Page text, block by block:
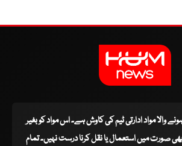
والا مواد ادارتی ٹیم کی کاوش ہے۔ اس مواد کو بغیر
صورت میں استعمال یا نقل کرنا درست نہیں۔ تمام